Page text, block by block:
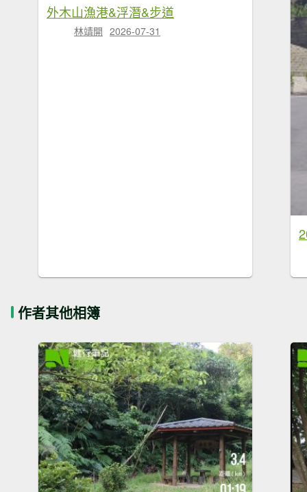
外木山漁港&浮潛&步道
林靖開 2026-07-31
作者其他相簿